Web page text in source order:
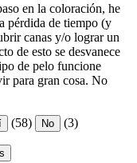
en la coloración, he
pérdida de tiempo (y
canas y/o lograr un
de esto se desvanece
de pelo funcione
para gran cosa. No
(58) No (3)